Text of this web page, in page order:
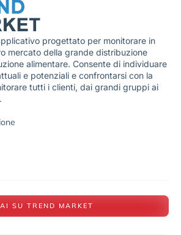
progettato per monitorare in
mercato della grande distribuzione
alimentare. Consente di individuare
e potenziali e confrontarsi con la
tutti i clienti, dai grandi gruppi ai
SU TREND MARKET